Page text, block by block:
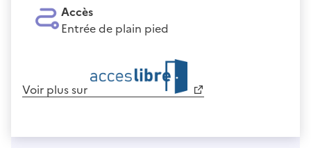
Accès
Entrée de plain pied
Voir plus sur